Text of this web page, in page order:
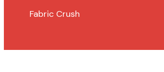
Fabric Crush